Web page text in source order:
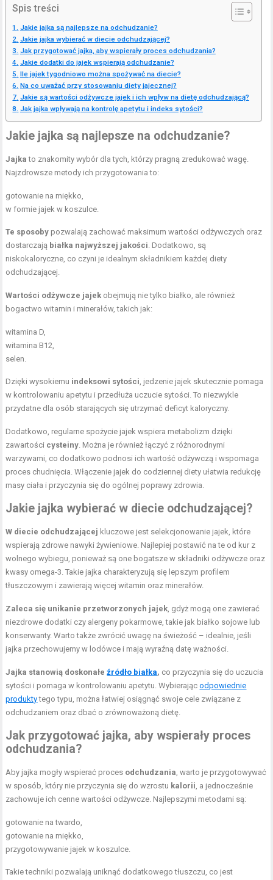
Spis treści
Jakie jajka są najlepsze na odchudzanie?
Jakie jajka wybierać w diecie odchudzającej?
Jak przygotować jajka, aby wspierały proces odchudzania?
Jakie dodatki do jajek wspierają odchudzanie?
Ile jajek tygodniowo można spożywać na diecie?
Na co uważać przy stosowaniu diety jajecznej?
Jakie są wartości odżywcze jajek i ich wpływ na dietę odchudzającą?
Jak jajka wpływają na kontrolę apetytu i indeks sytości?
Jakie jajka są najlepsze na odchudzanie?
Jajka to znakomity wybór dla tych, którzy pragną zredukować wagę.
Najzdrowsze metody ich przygotowania to:
gotowanie na miękko,
w formie jajek w koszulce.
Te sposoby pozwalają zachować maksimum wartości odżywczych oraz
dostarczają białka najwyższej jakości. Dodatkowo, są
niskokaloryczne, co czyni je idealnym składnikiem każdej diety
odchudzającej.
Wartości odżywcze jajek obejmują nie tylko białko, ale również
bogactwo witamin i minerałów, takich jak:
witamina D,
witamina B12,
selen.
Dzięki wysokiemu indeksowi sytości, jedzenie jajek skutecznie pomaga
w kontrolowaniu apetytu i przedłuża uczucie sytości. To niezwykle
przydatne dla osób starających się utrzymać deficyt kaloryczny.
Dodatkowo, regularne spożycie jajek wspiera metabolizm dzięki
zawartości cysteiny. Można je również łączyć z różnorodnymi
warzywami, co dodatkowo podnosi ich wartość odżywczą i wspomaga
proces chudnięcia. Włączenie jajek do codziennej diety ułatwia redukcję
masy ciała i przyczynia się do ogólnej poprawy zdrowia.
Jakie jajka wybierać w diecie odchudzającej?
W diecie odchudzającej kluczowe jest selekcjonowanie jajek, które
wspierają zdrowe nawyki żywieniowe. Najlepiej postawić na te od kur z
wolnego wybiegu, ponieważ są one bogatsze w składniki odżywcze oraz
kwasy omega-3. Takie jajka charakteryzują się lepszym profilem
tłuszczowym i zawierają więcej witamin oraz minerałów.
Zaleca się unikanie przetworzonych jajek, gdyż mogą one zawierać
niezdrowe dodatki czy alergeny pokarmowe, takie jak białko sojowe lub
konserwanty. Warto także zwrócić uwagę na świeżość – idealnie, jeśli
jajka przechowujemy w lodówce i mają wyraźną datę ważności.
Jajka stanowią doskonałeźródło białka, co przyczynia się do uczucia
sytości i pomaga w kontrolowaniu apetytu. Wybierającodpowiednie
produktytego typu, można łatwiej osiągnąć swoje cele związane z
odchudzaniem oraz dbać o zrównoważoną dietę.
Jak przygotować jajka, aby wspierały proces
odchudzania?
Aby jajka mogły wspierać proces odchudzania, warto je przygotowywać
w sposób, który nie przyczynia się do wzrostu kalorii, a jednocześnie
zachowuje ich cenne wartości odżywcze. Najlepszymi metodami są:
gotowanie na twardo,
gotowanie na miękko,
przygotowywanie jajek w koszulce.
Takie techniki pozwalają uniknąć dodatkowego tłuszczu, co jest